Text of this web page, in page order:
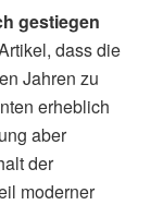
gestiegen
dass die
Jahren zu
erheblich
aber
der
moderner